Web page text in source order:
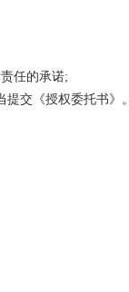
任的承诺;
交《授权委托书》。